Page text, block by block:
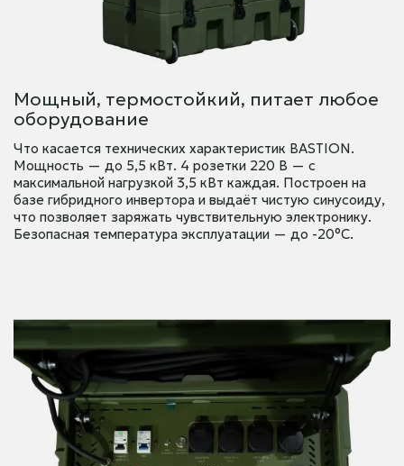
Мощный, термостойкий, питает любое
оборудование
Что касается технических характеристик BASTION.
Мощность — до 5,5 кВт. 4 розетки 220 В — с
максимальной нагрузкой 3,5 кВт каждая. Построен на
базе гибридного инвертора и выдаёт чистую синусоиду,
что позволяет заряжать чувствительную электронику.
Безопасная температура эксплуатации — до -20°C.